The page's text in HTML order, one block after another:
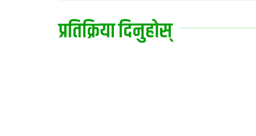
प्रतिक्रिया दिनुहोस्